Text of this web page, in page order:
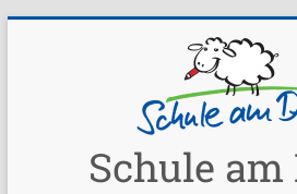
Schule am